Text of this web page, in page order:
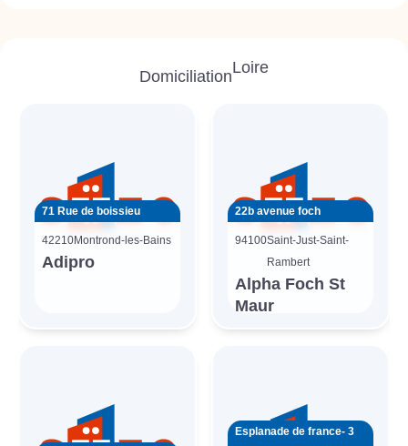
DomiciliationLoire
71 Rue de boissieu
42210Montrond-les-Bains
Adipro
22b avenue foch
94100Saint-Just-Saint-
Rambert
Alpha Foch St
Maur
Esplanade de france- 3